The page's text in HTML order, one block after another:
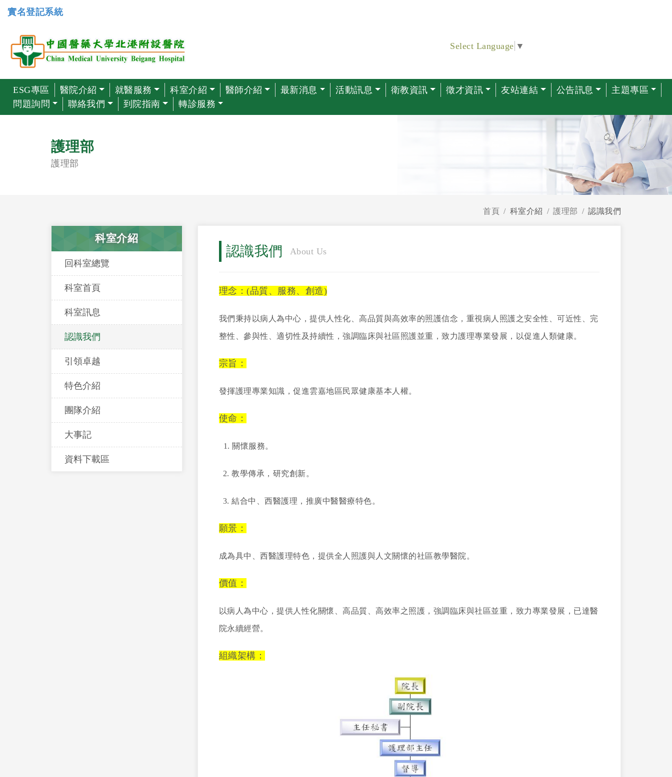
實名登記系統
Select Language ▼
ESG專區 醫院介紹 就醫服務 科室介紹 醫師介紹 最新消息 活動訊息 衛教資訊 徵才資訊 友站連結 公告訊息
主題專區
問題詢問
聯絡我們 到院指南 轉診服務
護理部
護理部
首頁 科室介紹 護理部 認識我們
科室介紹
回科室總覽
科室首頁
科室訊息
認識我們
引領卓越
特色介紹
團隊介紹
大事記
資料下載區
認識我們 About Us
理念：(品質、服務、創造)
我們秉持以病人為中心，提供人性化、高品質與高效率的照護信念，重視病人照護之安全性、可近性、完
整性、參與性、適切性及持續性，強調臨床與社區照護並重，致力護理專業發展，以促進人類健康。
宗旨：
發揮護理專業知識，促進雲嘉地區民眾健康基本人權。
使命：
1. 關懷服務。
2. 教學傳承，研究創新。
3. 結合中、西醫護理，推廣中醫醫療特色。
願景：
成為具中、西醫護理特色，提供全人照護與人文關懷的社區教學醫院。
價值：
以病人為中心，提供人性化關懷、高品質、高效率之照護，強調臨床與社區並重，致力專業發展，已達醫
院永續經營。
組織架構：